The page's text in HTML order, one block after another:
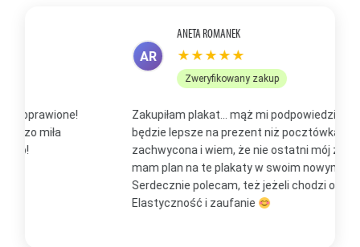
★★★★★
Zweryfikowany zakup
Zakupiłam plakat... mąż mi podpowiedział, że to
będzie lepsze na prezent niż pocztówka. Jestem
zachwycona i wiem, że nie ostatni mój zakup, bo już
mam plan na te plakaty w swoim nowym domu
Serdecznie polecam, też jeżeli chodzi o kontakt.
Elastyczność i zaufanie